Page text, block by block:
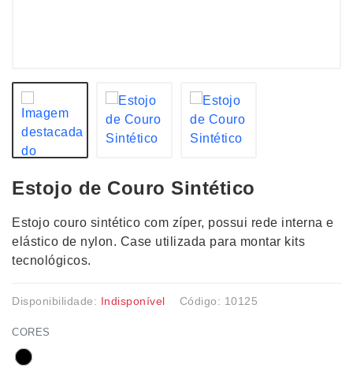
Estojo de Couro Sintético
Estojo couro sintético com zíper, possui rede interna e
elástico de nylon. Case utilizada para montar kits
tecnológicos.
Disponibilidade: Indisponível Código: 10125
CORES